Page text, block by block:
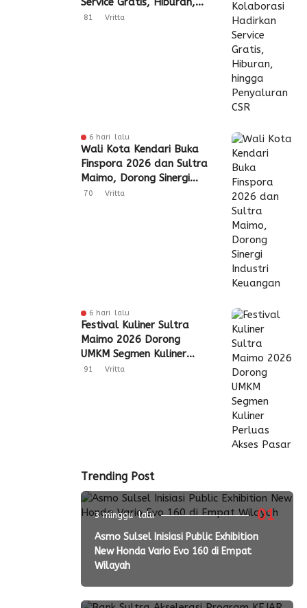
hingga Penyaluran CSR
81 Vritta
6 hari lalu
Wali Kota Kendari Buka
Finspora 2026 dan Sultra
Maimo, Dorong Sinergi
Industri Keuangan
70 Vritta
6 hari lalu
Festival Kuliner Sultra
Maimo 2026 Dorong
UMKM Segmen Kuliner
Perluas Akses Pasar
91 Vritta
Trending Post
01
3 minggu lalu
Asmo Sulsel Inisiasi Public Exhibition
New Honda Vario Evo 160 di Empat
Wilayah